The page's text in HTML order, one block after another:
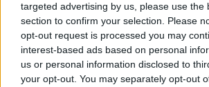
targeted advertising by us, please use the
section to confirm your selection. Please
opt-out request is processed you may
interest-based ads based on personal
us or personal information disclosed to
your opt-out. You may separately opt-out
ΟC/2024 G3(Atlas)
το Σύστημα Τελευταίας
Αστεροειδείς Επίγειας
NASA.